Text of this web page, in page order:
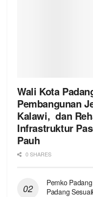
Wali Kota
Pembangunan
Kalawi, dan
Infrastruktur
Pauh
0 SHARES
Pemko
Padang